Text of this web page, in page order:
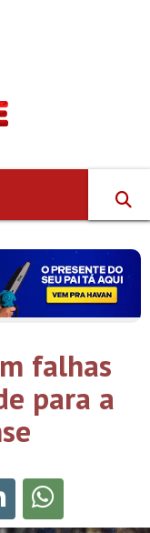
falhas
para a